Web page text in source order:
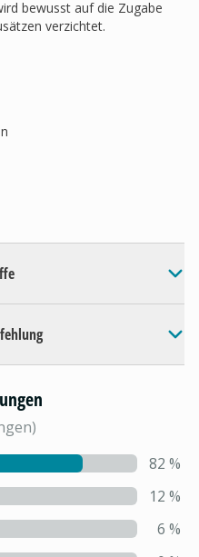
bewusst auf die Zugabe
verzichtet.
)
82 %
12 %
6 %